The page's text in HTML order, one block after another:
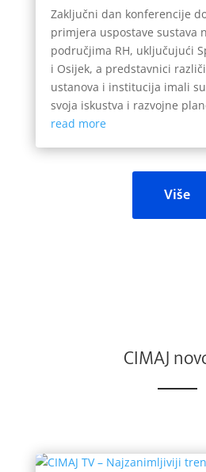
Zaključni dan konferencije
primjera uspostave sustava
područjima RH, uključujući
i Osijek, a predstavnici
ustanova i institucija imali
svoja iskustva i razvojne
read more
Više
CIMAJ